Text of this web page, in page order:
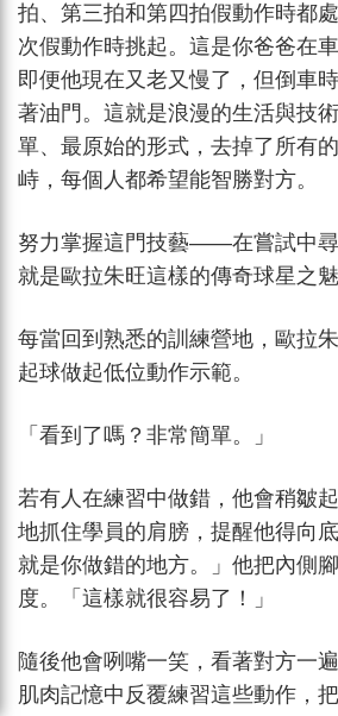
拍、第三拍和第四拍假動作時都
次假動作時挑起。這是你爸爸在
即便他現在又老又慢了，但倒車
著油門。這就是浪漫的生活與技
單、最原始的形式，去掉了所有
峙，每個人都希望能智勝對方。
努力掌握這門技藝——在嘗試中
就是歐拉朱旺這樣的傳奇球星之魅
每當回到熟悉的訓練營地，歐拉
起球做起低位動作示範。
「看到了嗎？非常簡單。」
若有人在練習中做錯，他會稍皺
地抓住學員的肩膀，提醒他得向
就是你做錯的地方。」他把內側
度。「這樣就很容易了！」
隨後他會咧嘴一笑，看著對方一
肌肉記憶中反覆練習這些動作，